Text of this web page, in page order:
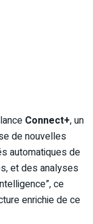
Connect+, un
de nouvelles
automatiques de
et des analyses
ce
enrichie de ce